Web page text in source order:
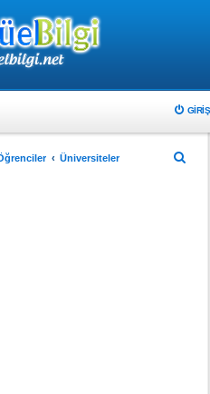
GIRIŞ
Üniversiteler